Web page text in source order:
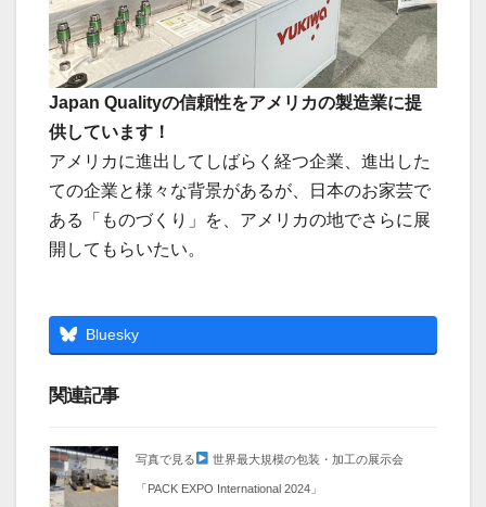
Japan Qualityの信頼性をアメリカの製造業に提
供しています！
アメリカに進出してしばらく経つ企業、進出した
ての企業と様々な背景があるが、日本のお家芸で
ある「ものづくり」を、アメリカの地でさらに展
開してもらいたい。
Bluesky
関連記事
写真で見る 世界最大規模の包装・加工の展示会
「PACK EXPO International 2024」